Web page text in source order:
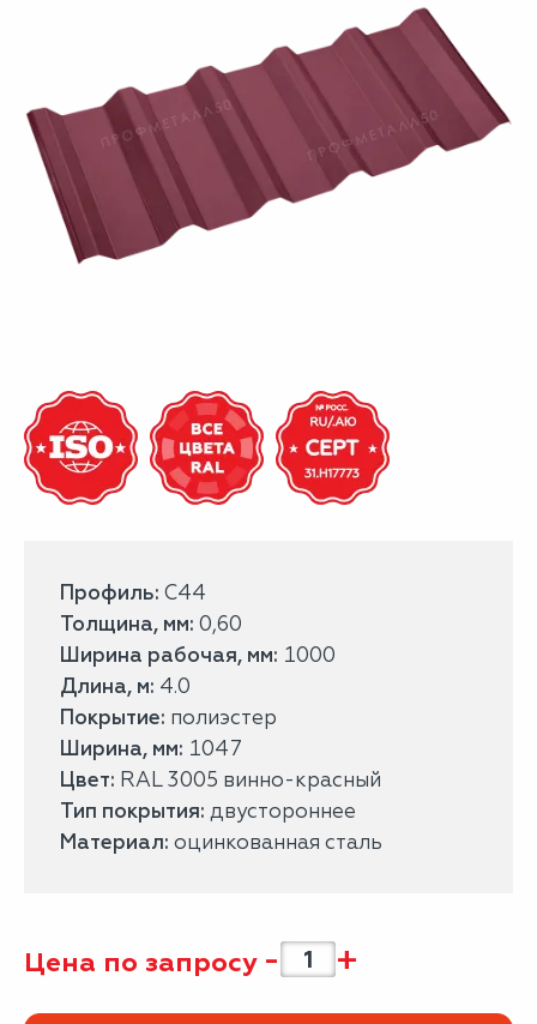
Профиль: С44
Толщина, мм: 0,60
Ширина рабочая, мм: 1000
Длина, м: 4.0
Покрытие: полиэстер
Ширина, мм: 1047
Цвет: RAL 3005 винно-красный
Тип покрытия: двустороннее
Материал: оцинкованная сталь
Цена по запросу - +